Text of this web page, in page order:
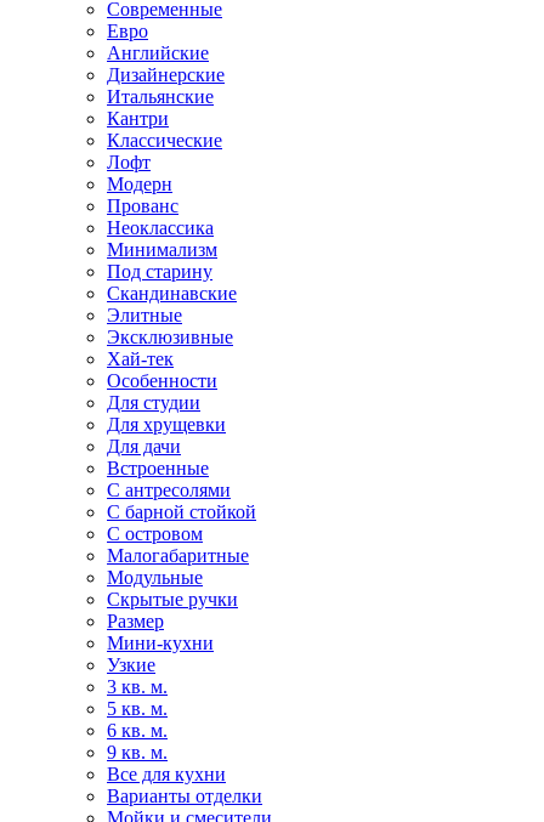
Современные
Евро
Английские
Дизайнерские
Итальянские
Кантри
Классические
Лофт
Модерн
Прованс
Неоклассика
Минимализм
Под старину
Скандинавские
Элитные
Эксклюзивные
Хай-тек
Особенности
Для студии
Для хрущевки
Для дачи
Встроенные
С антресолями
С барной стойкой
С островом
Малогабаритные
Модульные
Скрытые ручки
Размер
Мини-кухни
Узкие
3 кв. м.
5 кв. м.
6 кв. м.
9 кв. м.
Все для кухни
Варианты отделки
Мойки и смесители